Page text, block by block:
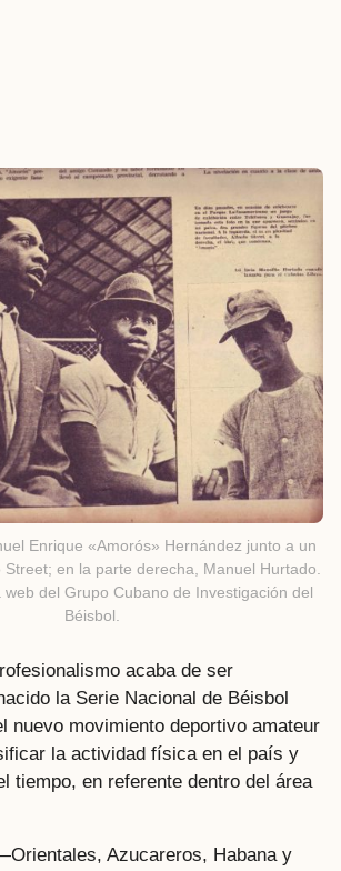
Enrique «Amorós» Hernández junto a un
en la parte derecha, Manuel Hurtado.
del Grupo Cubano de Investigación del
Béisbol.
acaba de ser
la Serie Nacional de Béisbol
nuevo movimiento deportivo amateur
la actividad física en el país y
tiempo, en referente dentro del área
Azucareros, Habana y